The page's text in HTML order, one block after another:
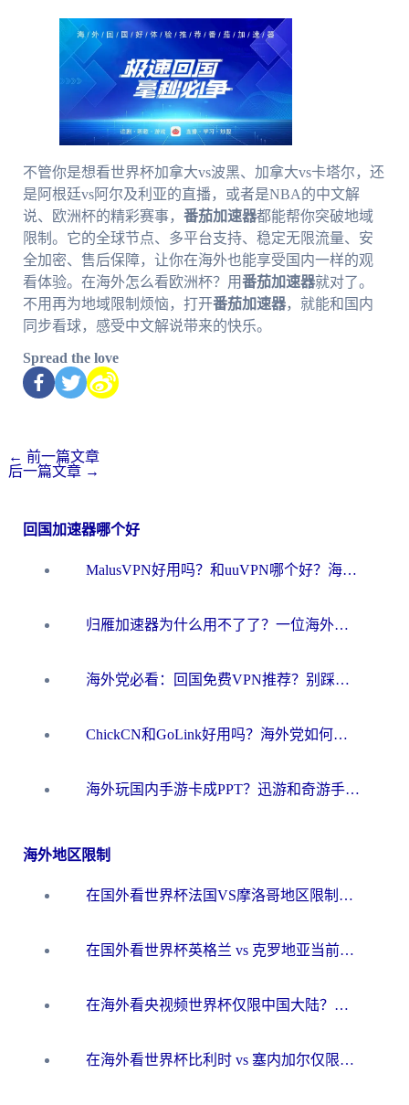
不管你是想看世界杯加拿大vs波黑、加拿大vs卡塔尔，还
是阿根廷vs阿尔及利亚的直播，或者是NBA的中文解
说、欧洲杯的精彩赛事， 番茄加速器都能帮你突破地域
限制。它的全球节点、多平台支持、稳定无限流量、安
全加密、售后保障，让你在海外也能享受国内一样的观
看体验。在海外怎么看欧洲杯？用番茄加速器就对了。
不用再为地域限制烦恼，打开番茄加速器，就能和国内
同步看球，感受中文解说带来的快乐。
Spread the love
← 前一篇文章
后一篇文章 →
回国加速器哪个好
MalusVPN好用吗？和uuVPN哪个好？海外党无缝访问国内资源的真实对比与选择指南
归雁加速器为什么用不了了？一位海外游子的真实困惑与技术解答
海外党必看：回国免费VPN推荐？别踩坑！教你选对加速器无缝刷国内资源
ChickCN和GoLink好用吗？海外党如何选对回国加速器
海外玩国内手游卡成PPT？迅游和奇游手游哪个好？一篇讲透回国加速器怎么选
海外地区限制
在国外看世界杯法国VS摩洛哥地区限制？这篇指南让你流畅看中文解说无压力
在国外看世界杯英格兰 vs 克罗地亚当前地区不可播放？这篇指南帮你搞定所有海外观赛难题
在海外看央视频世界杯仅限中国大陆？这篇指南帮你解锁中文解说+无卡顿直播
在海外看世界杯比利时 vs 塞内加尔仅限中国大陆？我找到了最流畅的中文解说之路